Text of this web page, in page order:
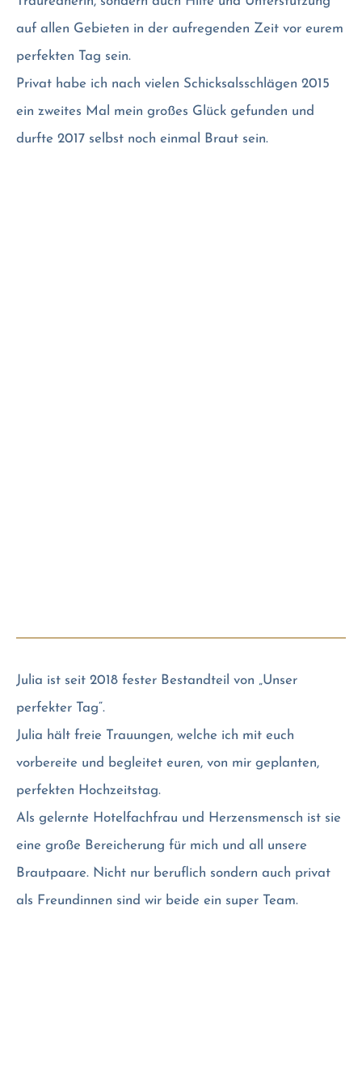
auf allen Gebieten in der aufregenden Zeit vor eurem
perfekten Tag sein.
Privat habe ich nach vielen Schicksalsschlägen 2015
ein zweites Mal mein großes Glück gefunden und
durfte 2017 selbst noch einmal Braut sein.
Julia ist seit 2018 fester Bestandteil von „Unser
perfekter Tag“.
Julia hält freie Trauungen, welche ich mit euch
vorbereite und begleitet euren, von mir geplanten,
perfekten Hochzeitstag.
Als gelernte Hotelfachfrau und Herzensmensch ist sie
eine große Bereicherung für mich und all unsere
Brautpaare. Nicht nur beruflich sondern auch privat
als Freundinnen sind wir beide ein super Team.